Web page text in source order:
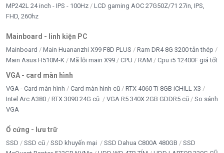
MP242L 24 inch - IPS - 100Hz
LCD gaming AOC 27G50Z/71 27in, IPS,
FHD, 260hz
Mainboard - linh kiện PC
Mainboard Main Huananzhi X99 F8D PLUS
Ram DR4 8G 3200 tản thép
Main Asus H510M-K
Mã lỗi main X99 CPU RAM Cpu i5 12400F giá tốt
VGA - card màn hình
VGA - Card màn hình Card màn hình cũ
RTX 4060 Ti 8GB iCHILL X3
Intel Arc A380
RTX 3090 24G cũ VGA R5 340X 2GB GDDR5 cũ
So sánh
VGA
Ổ cứng - lưu trữ
SSD SSD cũ SSD khuyến mại SSD Dahua C800A 480GB
SSD